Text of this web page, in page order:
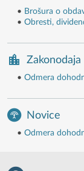
• Brošura o
• Obresti,
Zakonodaja
• Odmera
Novice
• Odmera